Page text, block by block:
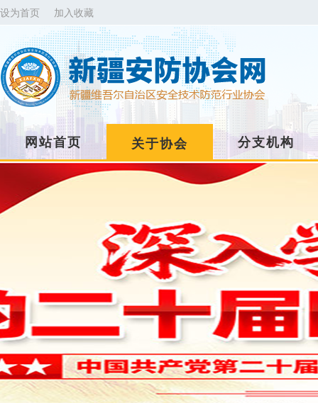
设为首页 加入收藏
网站首页 关于协会 分支机构